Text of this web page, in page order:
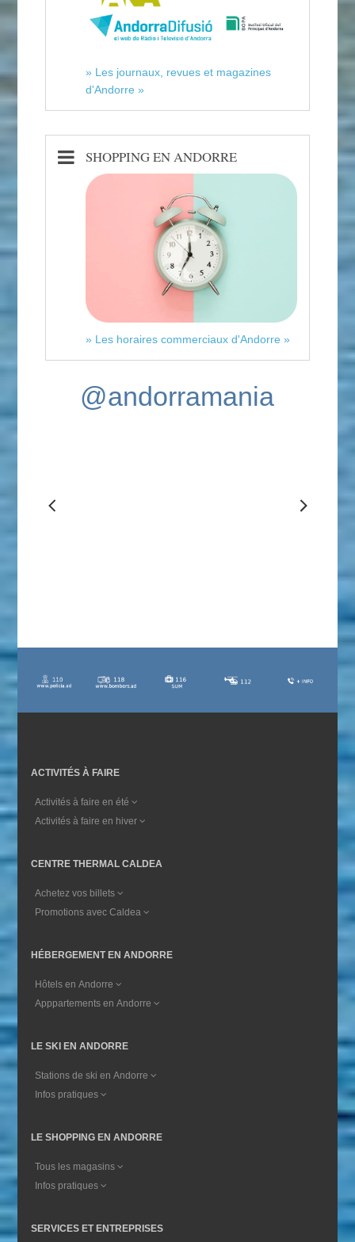
» Les journaux, revues et magazines
d'Andorre »
SHOPPING EN ANDORRE
» Les horaires commerciaux d'Andorre »
@andorramania
ACTIVITÉS À FAIRE
Activités à faire en été
Activités à faire en hiver
CENTRE THERMAL CALDEA
Achetez vos billets
Promotions avec Caldea
HÉBERGEMENT EN ANDORRE
Hôtels en Andorre
Apppartements en Andorre
LE SKI EN ANDORRE
Stations de ski en Andorre
Infos pratiques
LE SHOPPING EN ANDORRE
Tous les magasins
Infos pratiques
SERVICES ET ENTREPRISES